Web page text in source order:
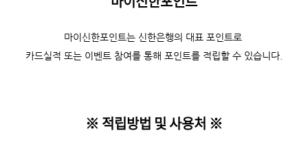
마이신한포인트는 신한은행의 대표 포인트로
카드실적 또는 이벤트 참여를 통해 포인트를 적립할 수 있습니다.
※ 적립방법 및 사용처 ※